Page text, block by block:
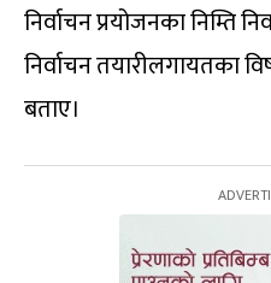
निर्वाचन प्रयोजनका निम्ति
निर्वाचन तयारीलगायतका
बताए।